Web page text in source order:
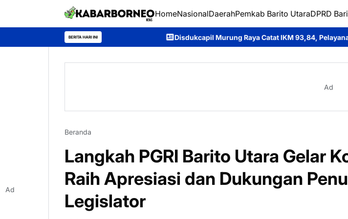
HomeNasionalDaerahPemkab Barito UtaraDPRD
BERITA HARI INI Disdukcapil Murung Raya Catat IKM 93,84, Pelayanan Administrasi
Ad
Beranda
Langkah PGRI Barito Utara Gelar
Raih Apresiasi dan Dukungan
Legislator
Ad